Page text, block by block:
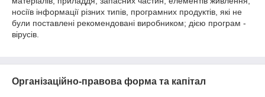
носіїв інформації різних типів, програмних продуктів, які не
були поставлені рекомендовані виробником; дією програм -
вірусів.
Організаційно-правова форма та капітал